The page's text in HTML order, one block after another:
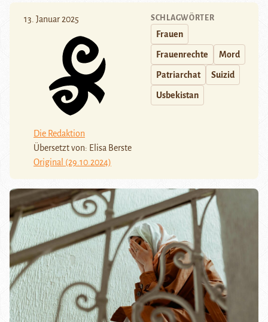
13. Januar 2025
Die Redaktion
Übersetzt von: Elisa Berste
Original (29.10.2024)
SCHLAGWÖRTER
Frauen
Frauenrechte Mord
Patriarchat Suizid
Usbekistan